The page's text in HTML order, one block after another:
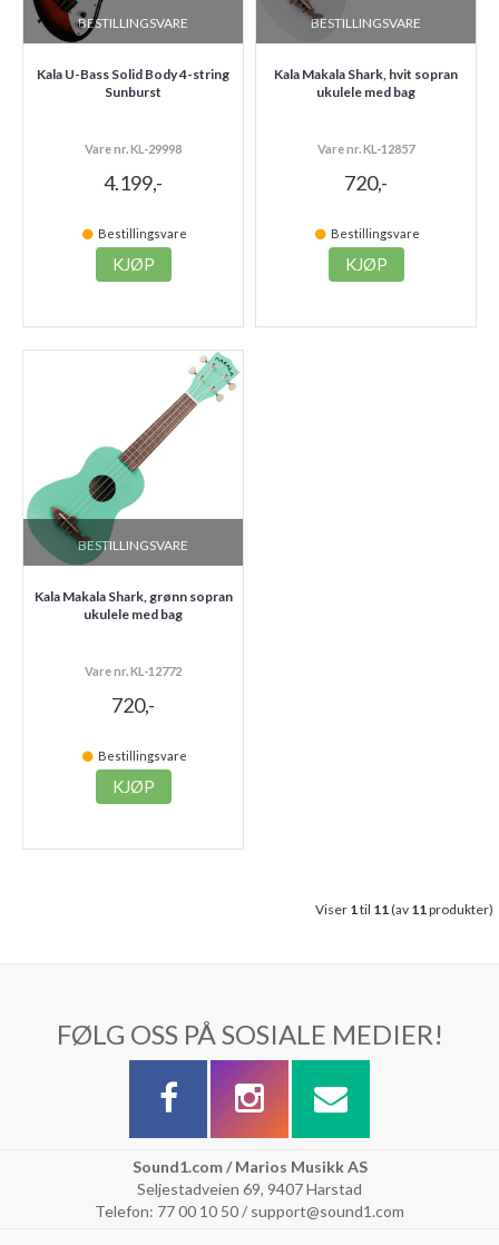
BESTILLINGSVARE
Kala U-Bass Solid Body 4-string
Sunburst
Vare nr. KL-29998
4.199,-
Bestillingsvare
KJØP
BESTILLINGSVARE
Kala Makala Shark, hvit sopran
ukulele med bag
Vare nr. KL-12857
720,-
Bestillingsvare
KJØP
BESTILLINGSVARE
Kala Makala Shark, grønn sopran
ukulele med bag
Vare nr. KL-12772
720,-
Bestillingsvare
KJØP
Viser 1til 11(av 11produkter)
FØLG OSS PÅ SOSIALE MEDIER!
Sound1.com / Marios Musikk AS
Seljestadveien 69, 9407 Harstad
Telefon: 77 00 10 50 / support@sound1.com